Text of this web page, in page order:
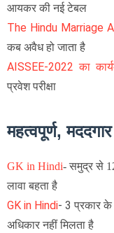
आयकर की नई टेबल
The Hindu Marriage
कब अवैध हो जाता है
AISSEE-2022 का
प्रवेश परीक्षा
महत्वपूर्ण,
GK in Hindi- समुद्र से
लावा बहता है
GK in Hindi- 3 प्रकार के
अधिकार नहीं मिलता है